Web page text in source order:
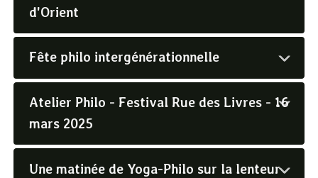
d'Orient
Fête philo intergénérationnelle
Atelier Philo - Festival Rue des Livres - 16
mars 2025
Une matinée de Yoga-Philo sur la lenteur